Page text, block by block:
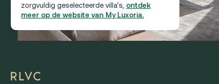
zorgvuldig geselecteerde villa’s, ontdek
meer op de website van My Luxoria.